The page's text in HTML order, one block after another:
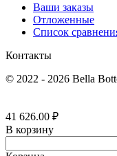
Ваши заказы
Отложенные
Список
Контакты
© 2022 - 2026 Bella
41 626.00 ₽
В корзину